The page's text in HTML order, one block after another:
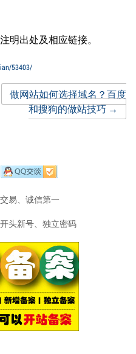
明出处及相应链接。
53403/
做网站如何选择域名？百度
和搜狗的做站技巧→
易、诚信第一
头新号、独立密码